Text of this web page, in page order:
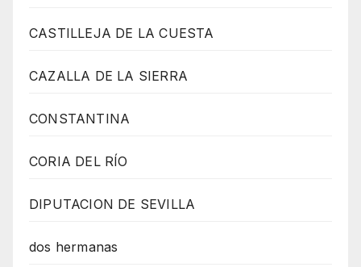
CASTILLEJA DE LA CUESTA
CAZALLA DE LA SIERRA
CONSTANTINA
CORIA DEL RÍO
DIPUTACION DE SEVILLA
dos hermanas